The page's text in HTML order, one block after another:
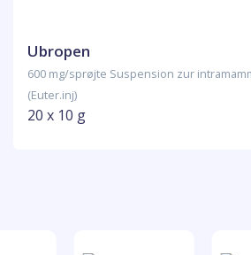
Ubropen
600 mg/sprøjte Suspension zur
(Euter.inj)
20 x 10 g